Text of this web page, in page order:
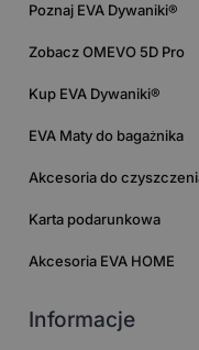
Poznaj EVA Dywaniki®
Zobacz OMEVO 5D Pro
Kup EVA Dywaniki®
EVA Maty do bagażnika
Akcesoria do
Karta podarunkowa
Akcesoria EVA HOME
Informacje